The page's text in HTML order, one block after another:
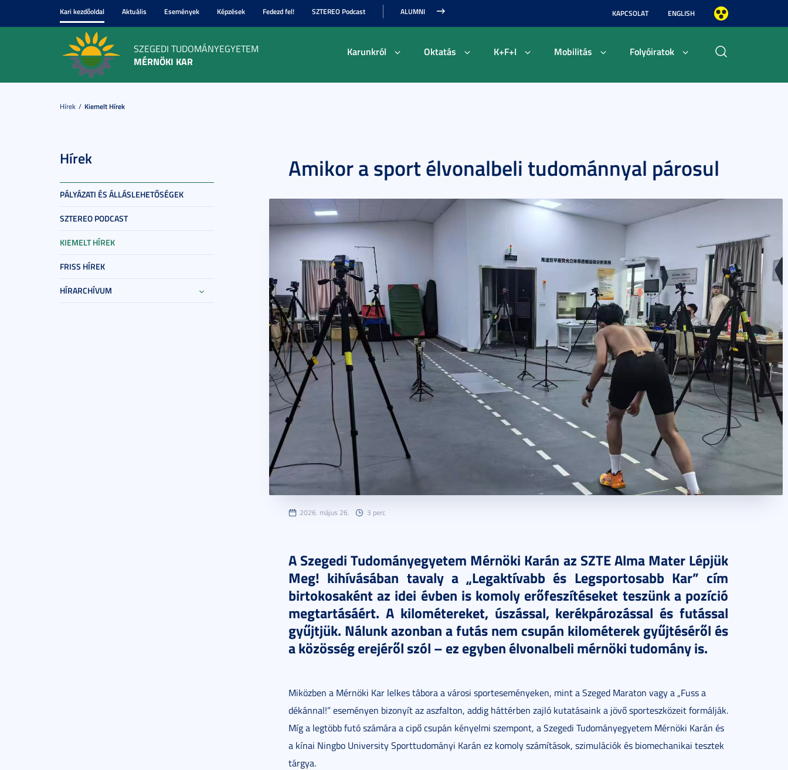
Kari kezdőoldal Aktuális Események Képzések Fedezd fel! SZTEREO Podcast ALUMNI KAPCSOLAT ENGLISH
SZEGEDI TUDOMÁNYEGYETEM
MÉRNÖKI KAR
Karunkról Oktatás K+F+I Mobilitás Folyóiratok
Hírek Kiemelt Hírek
Hírek
PÁLYÁZATI ÉS ÁLLÁSLEHETŐSÉGEK
SZTEREO PODCAST
KIEMELT HÍREK
FRISS HÍREK
HÍRARCHÍVUM
Amikor a sport élvonalbeli tudománnyal párosul
2026. május 26. 3 perc
A Szegedi Tudományegyetem Mérnöki Karán az SZTE Alma Mater Lépjük
Meg! kihívásában tavaly a „Legaktívabb és Legsportosabb Kar” cím
birtokosaként az idei évben is komoly erőfeszítéseket teszünk a pozíció
megtartásáért. A kilométereket, úszással, kerékpározással és futással
gyűjtjük. Nálunk azonban a futás nem csupán kilométerek gyűjtéséről és
a közösség erejéről szól – ez egyben élvonalbeli mérnöki tudomány is.
Miközben a Mérnöki Kar lelkes tábora a városi sporteseményeken, mint a Szeged Maraton vagy a „Fuss a
dékánnal!” eseményen bizonyít az aszfalton, addig háttérben zajló kutatásaink a jövő sporteszközeit formálják.
Míg a legtöbb futó számára a cipő csupán kényelmi szempont, a Szegedi Tudományegyetem Mérnöki Karán és
a kínai Ningbo University Sporttudományi Karán ez komoly számítások, szimulációk és biomechanikai tesztek
tárgya.